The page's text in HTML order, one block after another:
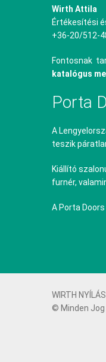
Wirth Attila
Értékesítési
+36-20/512-
Fontosnak
katalógus
Porta
A
teszik
Kiállító
furnér,
A Porta
WIRTH
© Minden